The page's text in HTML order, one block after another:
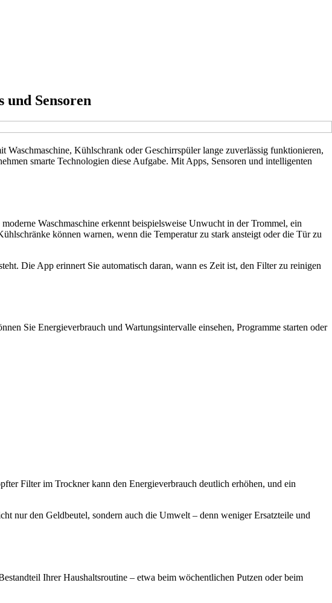
Sensoren
Kühlschrank oder Geschirrspüler lange zuverlässig funktionieren,
smarte Technologien diese Aufgabe. Mit Apps, Sensoren und intelligenten
Waschmaschine erkennt beispielsweise Unwucht in der Trommel, ein
können warnen, wenn die Temperatur zu stark ansteigt oder die Tür zu
Die App erinnert Sie automatisch daran, wann es Zeit ist, den Filter zu reinigen
Sie Energieverbrauch und Wartungsintervalle einsehen, Programme starten oder
Filter im Trockner kann den Energieverbrauch deutlich erhöhen, und ein
nur den Geldbeutel, sondern auch die Umwelt – denn weniger Ersatzteile und
Ihrer Haushaltsroutine – etwa beim wöchentlichen Putzen oder beim